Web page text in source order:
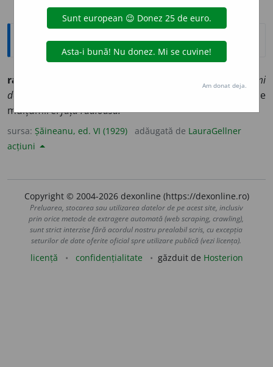
Explicative DEX
radios
stea radioasă: raiu ’mi
deschide poarta-i radioasă
care exprimă o vie
mulțumire:față radioasă.
sursa: Șăineanu, ed. VI (1929) adăugată de LauraGellner
acțiuni
Copyright © 2004-2026 dexonline (https://dexonline.ro)
Preluarea, stocarea sau utilizarea datelor de pe acest site, inclusiv
prin orice metode de extragere automată (web scraping, crawling),
sunt strict interzise fără acordul nostru prealabil scris, cu excepția
seturilor de date oferite oficial spre utilizare publică (vezi licența).
licență confidențialitate găzduit de Hosterion
Am donat deja.